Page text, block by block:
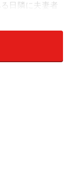
日隣に夫妻者
です。焼け木
逢引きを重ね